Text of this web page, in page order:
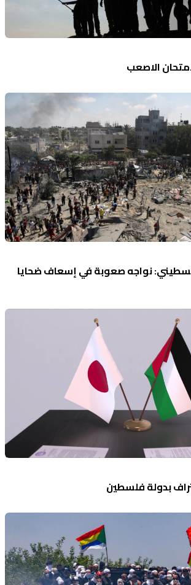
الاصعب
نواجه صعوبة في إسعاف ضحايا
بدولة فلسطين